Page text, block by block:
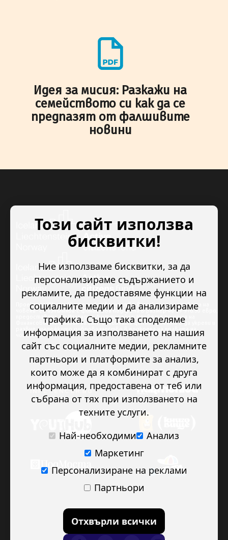
Идея за мисия: Разкажи на
семейството си как да се
предпазят от фалшивите
новини
Проектът “Младежкото доброволчество в подкрепа на правата на
човека” се изпълнява с финансова подкрепа в размер на 89 978.50 евро,
предоставена от Исландия, Лихтенщайн и Норвегия по линия на
Финансовия механизъм на ЕИП. Основната цел на проекта е да укрепи и
развие младежкото доброволчество в подкрепа на правата на
човека.
Този сайт използва
бисквитки!
Ние използваме бисквитки, за да
персонализираме съдържанието и
рекламите, да предоставяме функции на
социалните медии и да анализираме
трафика. Също така споделяме
информация за използването на нашия
сайт със социалните медии, рекламните
партньори и платформите за анализ,
които може да я комбинират с друга
информация, предоставена от теб или
събрана от тях при използването на
техните услуги.
Най-необходими
Анализ
Маркетинг
Персонализиране на реклами
Партньори
Отхвърли всички